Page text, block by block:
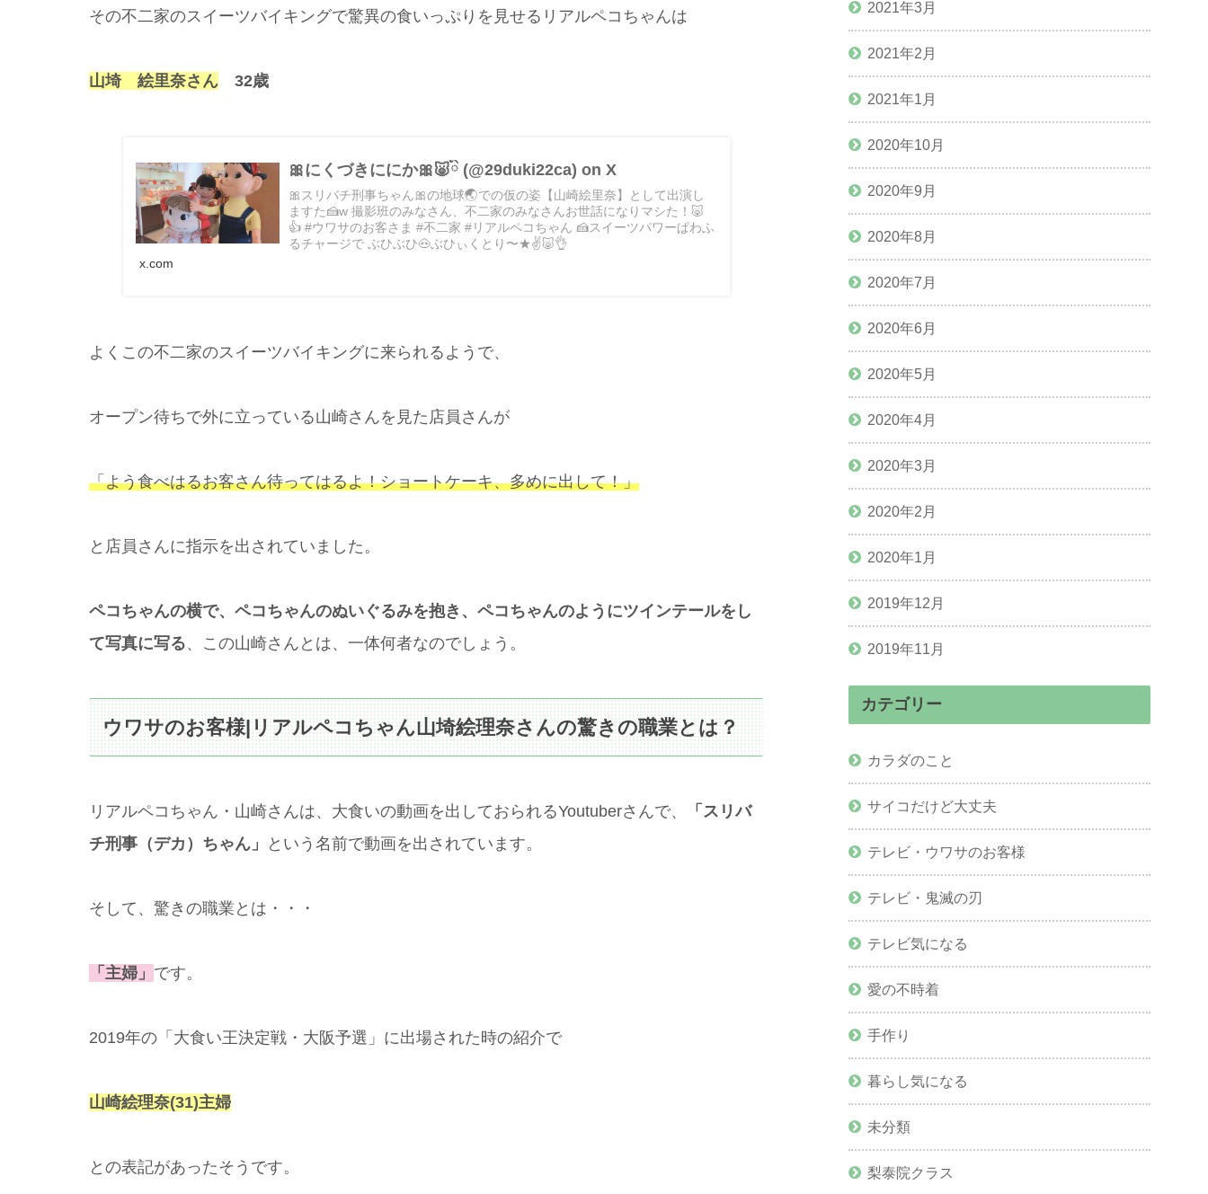
その不二家のスイーツバイキングで驚異の食いっぷりを見せるリアルペコちゃんは
山埼 絵里奈さん 32歳
🎀にくづきににか🎀🐷ིྀ (@29duki22ca) on X
🎀スリバチ刑事ちゃん🎀の地球🌏での仮の姿【山崎絵里奈】として出演し
ますた🍰w 撮影班のみなさん、不二家のみなさんお世話になりマシた！🐷
👍 #ウワサのお客さま #不二家 #リアルペコちゃん 🍰スイーツパワーぱわふ
るチャージで ぶひぶひ🐽ぶひぃくとり〜★✌️🐷👌
x.com
よくこの不二家のスイーツバイキングに来られるようで、
オープン待ちで外に立っている山崎さんを見た店員さんが
「よう食べはるお客さん待ってはるよ！ショートケーキ、多めに出して！」
と店員さんに指示を出されていました。
ペコちゃんの横で、ペコちゃんのぬいぐるみを抱き、ペコちゃんのようにツインテールをし
て写真に写る、この山崎さんとは、一体何者なのでしょう。
ウワサのお客様|リアルペコちゃん山埼絵理奈さんの驚きの職業とは？
リアルペコちゃん・山崎さんは、大食いの動画を出しておられるYoutuberさんで、
「スリバ
チ刑事（デカ）ちゃん」
という名前で動画を出されています。
そして、驚きの職業とは・・・
「主婦」 です。
2019年の「大食い王決定戦・大阪予選」に出場された時の紹介で
山崎絵理奈(31)主婦
との表記があったそうです。
2021年3月
2021年2月
2021年1月
2020年10月
2020年9月
2020年8月
2020年7月
2020年6月
2020年5月
2020年4月
2020年3月
2020年2月
2020年1月
2019年12月
2019年11月
カテゴリー
カラダのこと
サイコだけど大丈夫
テレビ・ウワサのお客様
テレビ・鬼滅の刃
テレビ気になる
愛の不時着
手作り
暮らし気になる
未分類
梨泰院クラス